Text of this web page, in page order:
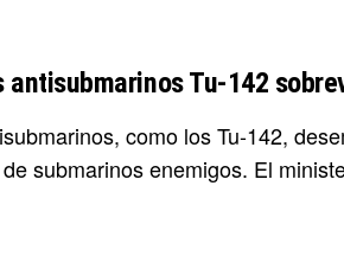
antisubmarinos Tu-142
como los Tu-142,
submarinos enemigos. El